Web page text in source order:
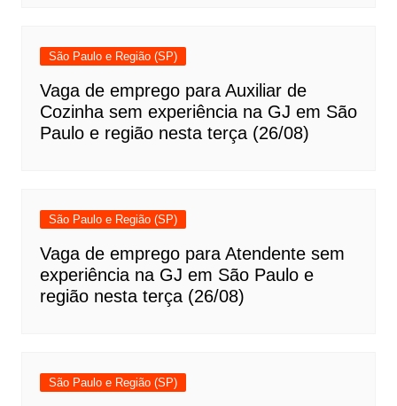
São Paulo e Região (SP)
Vaga de emprego para Auxiliar de
Cozinha sem experiência na GJ em São
Paulo e região nesta terça (26/08)
São Paulo e Região (SP)
Vaga de emprego para Atendente sem
experiência na GJ em São Paulo e
região nesta terça (26/08)
São Paulo e Região (SP)